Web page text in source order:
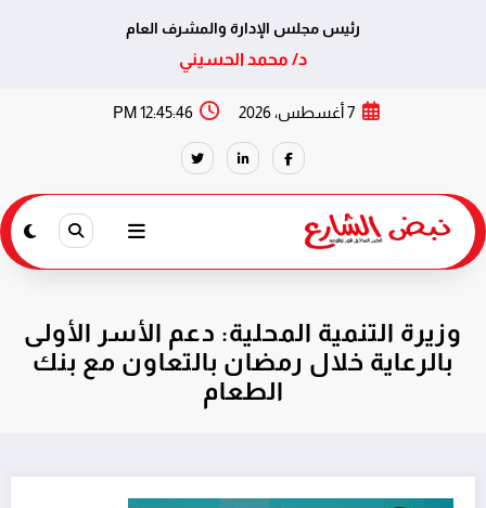
رئيس مجلس الإدارة والمشرف العام
د/ محمد الحسيني
7 أغسطس، 2026 12:45:46 PM
وزيرة التنمية المحلية: دعم الأسر الأولى
بالرعاية خلال رمضان بالتعاون مع بنك
الطعام